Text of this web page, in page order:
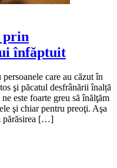
prin
înfăptuit
care au căzut în
şi păcatul desfrânării înalță
este foarte greu să înălţăm
şi chiar pentru preoţi. Aşa
părăsirea […]